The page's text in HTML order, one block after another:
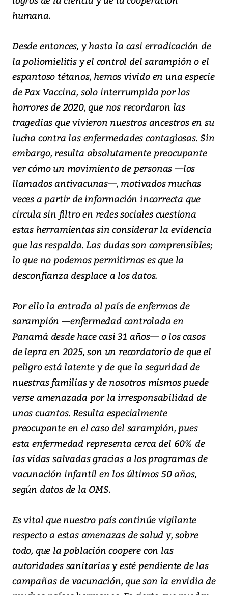
humana.
Desde entonces, y hasta la casi erradicación de
la poliomielitis y el control del sarampión o el
espantoso tétanos, hemos vivido en una especie
de Pax Vaccina, solo interrumpida por los
horrores de 2020, que nos recordaron las
tragedias que vivieron nuestros ancestros en su
lucha contra las enfermedades contagiosas. Sin
embargo, resulta absolutamente preocupante
ver cómo un movimiento de personas —los
llamados antivacunas—, motivados muchas
veces a partir de información incorrecta que
circula sin filtro en redes sociales cuestiona
estas herramientas sin considerar la evidencia
que las respalda. Las dudas son comprensibles;
lo que no podemos permitirnos es que la
desconfianza desplace a los datos.
Por ello la entrada al país de enfermos de
sarampión —enfermedad controlada en
Panamá desde hace casi 31 años— o los casos
de lepra en 2025, son un recordatorio de que el
peligro está latente y de que la seguridad de
nuestras familias y de nosotros mismos puede
verse amenazada por la irresponsabilidad de
unos cuantos. Resulta especialmente
preocupante en el caso del sarampión, pues
esta enfermedad representa cerca del 60% de
las vidas salvadas gracias a los programas de
vacunación infantil en los últimos 50 años,
según datos de la OMS.
Es vital que nuestro país continúe vigilante
respecto a estas amenazas de salud y, sobre
todo, que la población coopere con las
autoridades sanitarias y esté pendiente de las
campañas de vacunación, que son la envidia de